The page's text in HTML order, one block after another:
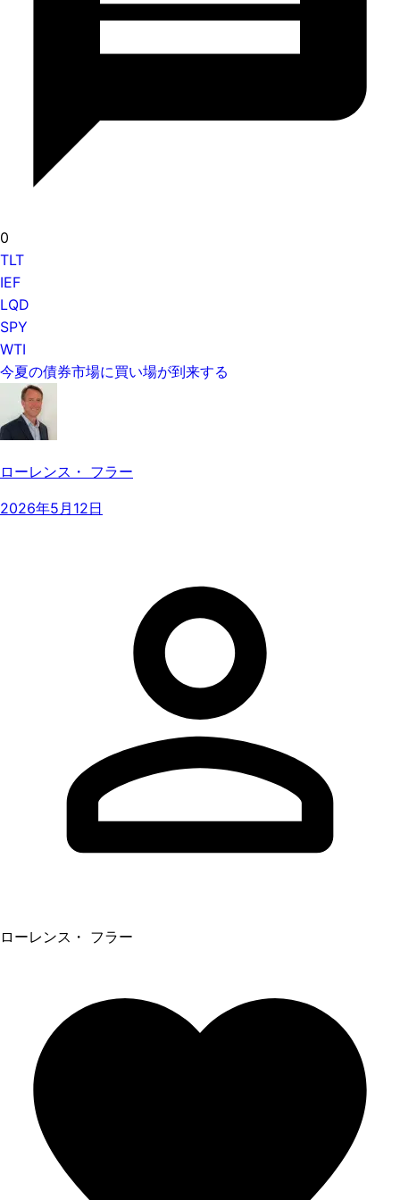
0
TLT
IEF
LQD
SPY
WTI
今夏の債券市場に買い場が到来する
ローレンス・ フラー
2026年5月12日
ローレンス・ フラー